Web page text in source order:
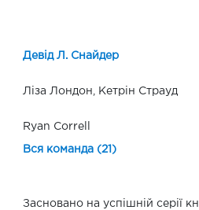
Девід Л. Снайдер
Ліза Лондон, Кетрін Страуд
Ryan Correll
Вся команда (21)
Засновано на успішній серії